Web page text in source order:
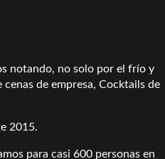
notando, no solo por el frío y
de empresa, Cocktails de
2015.
para casi 600 personas en